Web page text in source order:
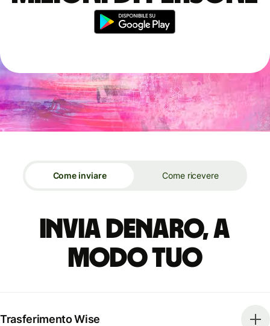
Come inviare Come ricevere
Invia denaro, a
modo tuo
Trasferimento Wise